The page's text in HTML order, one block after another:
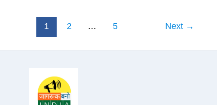
1 2 … 5 Next →